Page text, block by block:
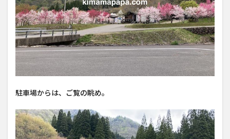
駐車場からは、ご覧の眺め。